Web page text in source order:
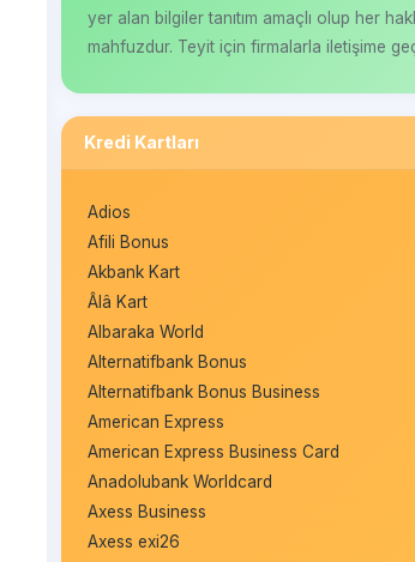
yer alan bilgiler tanıtım amaçlı olup her
mahfuzdur. Teyit için firmalarla iletişime
Kredi Kartları
Adios
Afili Bonus
Akbank Kart
Âlâ Kart
Albaraka World
Alternatifbank Bonus
Alternatifbank Bonus Business
American Express
American Express Business Card
Anadolubank Worldcard
Axess Business
Axess exi26